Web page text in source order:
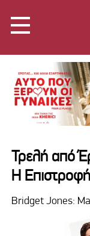
Τρελή από
Η Επιστροφή
Bridget Jones: